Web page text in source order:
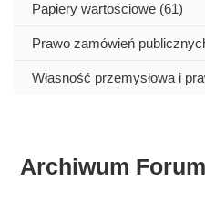
Papiery wartościowe (61)
Prawo zamówień
Własność przemysłowa i
Archiwum